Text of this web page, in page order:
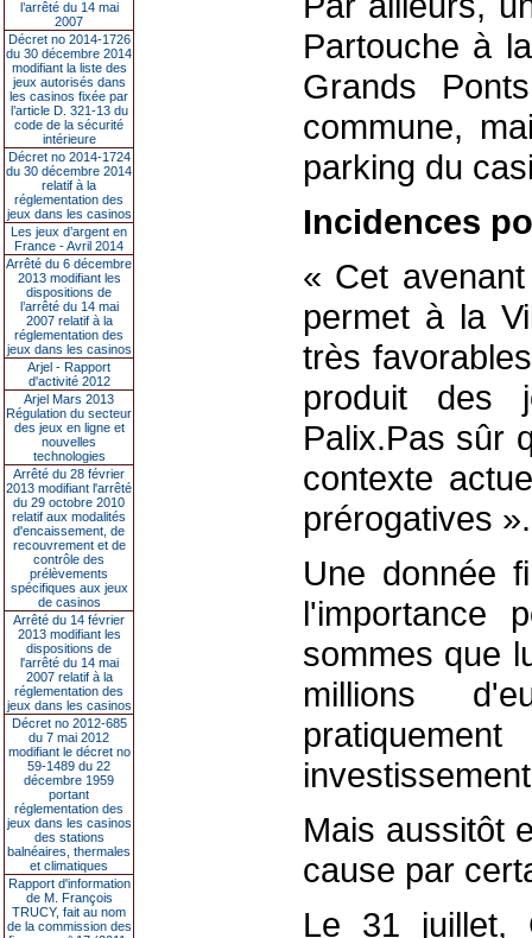
l’arrêté du 14 mai
2007
Décret no 2014-1726
du 30 décembre 2014
modifiant la liste des
jeux autorisés dans
les casinos fixée par
l’article D. 321-13 du
code de la sécurité
intérieure
Décret no 2014-1724
du 30 décembre 2014
relatif à la
réglementation des
jeux dans les casinos
Les jeux d’argent en
France - Avril 2014
Arrêté du 6 décembre
2013 modifiant les
dispositions de
l’arrêté du 14 mai
2007 relatif à la
réglementation des
jeux dans les casinos
Arjel - Rapport
d'activité 2012
Arjel Mars 2013
Régulation du secteur
des jeux en ligne et
nouvelles
technologies
Arrêté du 28 février
2013 modifiant l'arrêté
du 29 octobre 2010
relatif aux modalités
d'encaissement, de
recouvrement et de
contrôle des
prélèvements
spécifiques aux jeux
de casinos
Arrêté du 14 février
2013 modifiant les
dispositions de
l'arrêté du 14 mai
2007 relatif à la
réglementation des
jeux dans les casinos
Décret no 2012-685
du 7 mai 2012
modifiant le décret no
59-1489 du 22
décembre 1959
portant
réglementation des
jeux dans les casinos
des stations
balnéaires, thermales
et climatiques
Rapport d'information
de M. François
TRUCY, fait au nom
de la commission des
Partouche à
Grands
commune,
parking du
Incidences
« Cet
permet à la
très
produit des
Palix.Pas sûr
contexte
prérogatives ».
Une donnée
l'importance
sommes que
millions
Mais aussitôt
cause par
Le 31 juillet,